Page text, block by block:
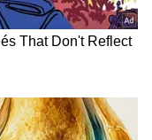
గురించి ఆడియన్స్
ఆమె నటన చాలా